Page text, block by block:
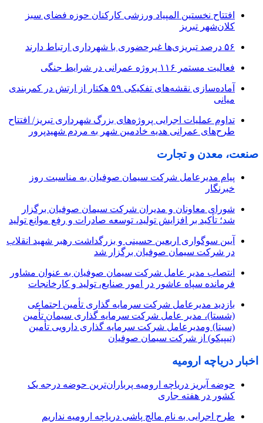
افتتاح نخستین المپیاد ورزشی کارکنان حوزه فضای سبز
کلان‌شهر تبریز
۵۶ درصد تبریزی‌ها غیرحضوری با شهرداری ارتباط دارند
فعالیت مستمر ۱۱۶ پروژه عمرانی در شرایط جنگی
آماده‌سازی نقشه‌های تفکیکی ۵۹ هکتار از ارتش در کمربندی
میانی
تداوم عملیات اجرایی پروژه‌های بزرگ شهرداری تبریز/ افتتاح
طرح‌های عمرانی هدیه خادمین شهر به مردم شهیدپرور
صنعت، معدن و تجارت
پیام مدیرعامل شرکت سیمان صوفیان به مناسبت روز
خبرنگار
شورای معاونان و مدیران شرکت سیمان صوفیان برگزار
شد؛ تأکید بر افزایش تولید، توسعه صادرات و رفع موانع تولید
آیین سوگواری اربعین حسینی و بزرگداشت رهبر شهید انقلاب
در شرکت سیمان صوفیان برگزار شد
انتصاب مدیر عامل شرکت سیمان صوفیان به عنوان مشاور
فرمانده سپاه عاشور در امور صنایع، تولید و کارخانجات
بازدید مدیرعامل شرکت سرمایه گذاری تأمین اجتماعی
(شستا)، مدیر عامل شرکت سرمایه گذاری سیمان تأمین
(سیتا) ومدیرعامل شرکت سرمایه گذاری دارویی تأمین
(تیپیکو) از شرکت سیمان صوفیان
اخبار دریاچه ارومیه
حوضه آبریز دریاچه ارومیه پرباران‌ترین حوضه‌ درجه یک
کشور در هفته جاری
طرح اجرایی به نام مالچ پاشی دریاچه ارومیه نداریم